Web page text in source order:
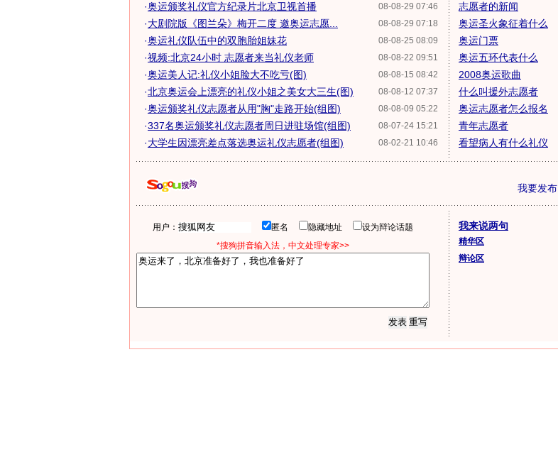
08-08-29 07:46
·奥运颁奖礼仪官方纪录片北京卫视首播
08-08-29 07:18
·大剧院版《图兰朵》梅开二度 邀奥运志愿...
08-08-25 08:09
·奥运礼仪队伍中的双胞胎姐妹花
08-08-22 09:51
·视频:北京24小时 志愿者来当礼仪老师
08-08-15 08:42
·奥运美人记:礼仪小姐脸大不吃亏(图)
08-08-12 07:37
·北京奥运会上漂亮的礼仪小姐之美女大三生(图)
08-08-09 05:22
·奥运颁奖礼仪志愿者从用"胸"走路开始(组图)
08-07-24 15:21
·337名奥运颁奖礼仪志愿者周日进驻场馆(组图)
08-02-21 10:46
·大学生因漂亮差点落选奥运礼仪志愿者(组图)
志愿者的新闻
奥运圣火象征着什么
奥运门票
奥运五环代表什么
2008奥运歌曲
什么叫援外志愿者
奥运志愿者怎么报名
青年志愿者
看望病人有什么礼仪
我要发布
用户： 匿名 隐藏地址
设为辩论话题
*搜狗拼音输入法，中文处理专家>>
我来说两句
精华区
辩论区